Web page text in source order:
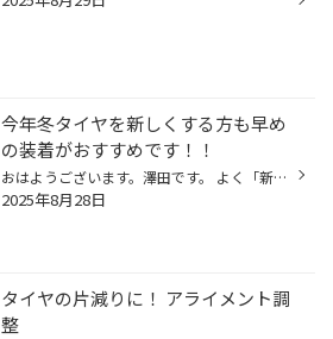
今年冬タイヤを新しくする方も早め
の装着がおすすめです！！
おはようございます。澤田です。 よく「新しい冬タイヤ買ったとき早めに履いた方がいいんでしょ？」 というご質問をいただくことが多いのですが 新品タイヤはならし走行がおすすめなので 早めに装着した方が良いです！ 「じゃあ、どれくらい早めのほうが良いか？」 というのは一番の↑の画像をご参照...
2025年8月28日
タイヤの片減りに！ アライメント調
整